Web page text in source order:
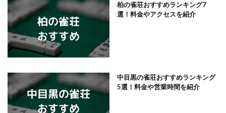
柏の雀荘おすすめランキング7
選！料金やアクセスを紹介
中目黒の雀荘おすすめランキング
5選！料金や営業時間を紹介